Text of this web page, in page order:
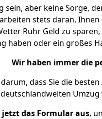
aber keine Sorge,
stets daran, Ihnen
Ruhr Geld zu
haben oder ein großes
Wir haben immer die
dass Sie die
jetzt das Formular aus,